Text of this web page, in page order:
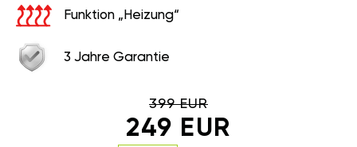
Funktion „Heizung“
3 Jahre Garantie
399 EUR
249 EUR